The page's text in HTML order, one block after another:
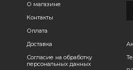
О магазине
Контакты
Оплата
Доставка
Согласие на обработку
персональных данных